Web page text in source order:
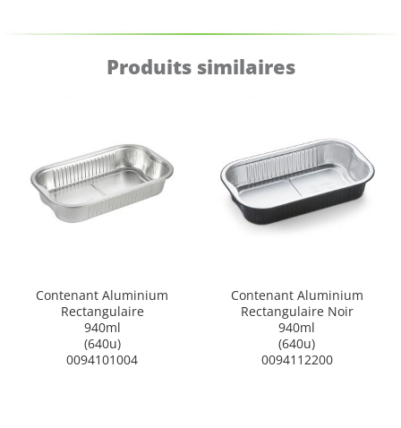
Produits similaires
Contenant Aluminium
Rectangulaire
940ml
(640u)
0094101004
Contenant Aluminium
Rectangulaire Noir
940ml
(640u)
0094112200